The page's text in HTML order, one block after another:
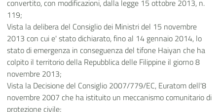
convertito, con modificazioni, dalla legge 15 ottobre 2013, n.
119;
Vista la delibera del Consiglio dei Ministri del 15 novembre
2013 con cui e' stato dichiarato, fino al 14 gennaio 2014, lo
stato di emergenza in conseguenza del tifone Haiyan che ha
colpito il territorio della Repubblica delle Filippine il giorno 8
novembre 2013;
Vista la Decisione del Consiglio 2007/779/EC, Euratom dell'8
novembre 2007 che ha istituito un meccanismo comunitario di
protezione civile;